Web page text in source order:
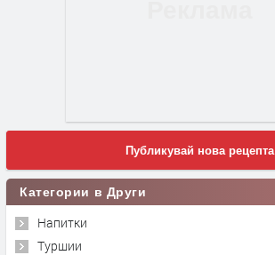
Публикувай нова рецепта
Категории в Други
Напитки
Туршии